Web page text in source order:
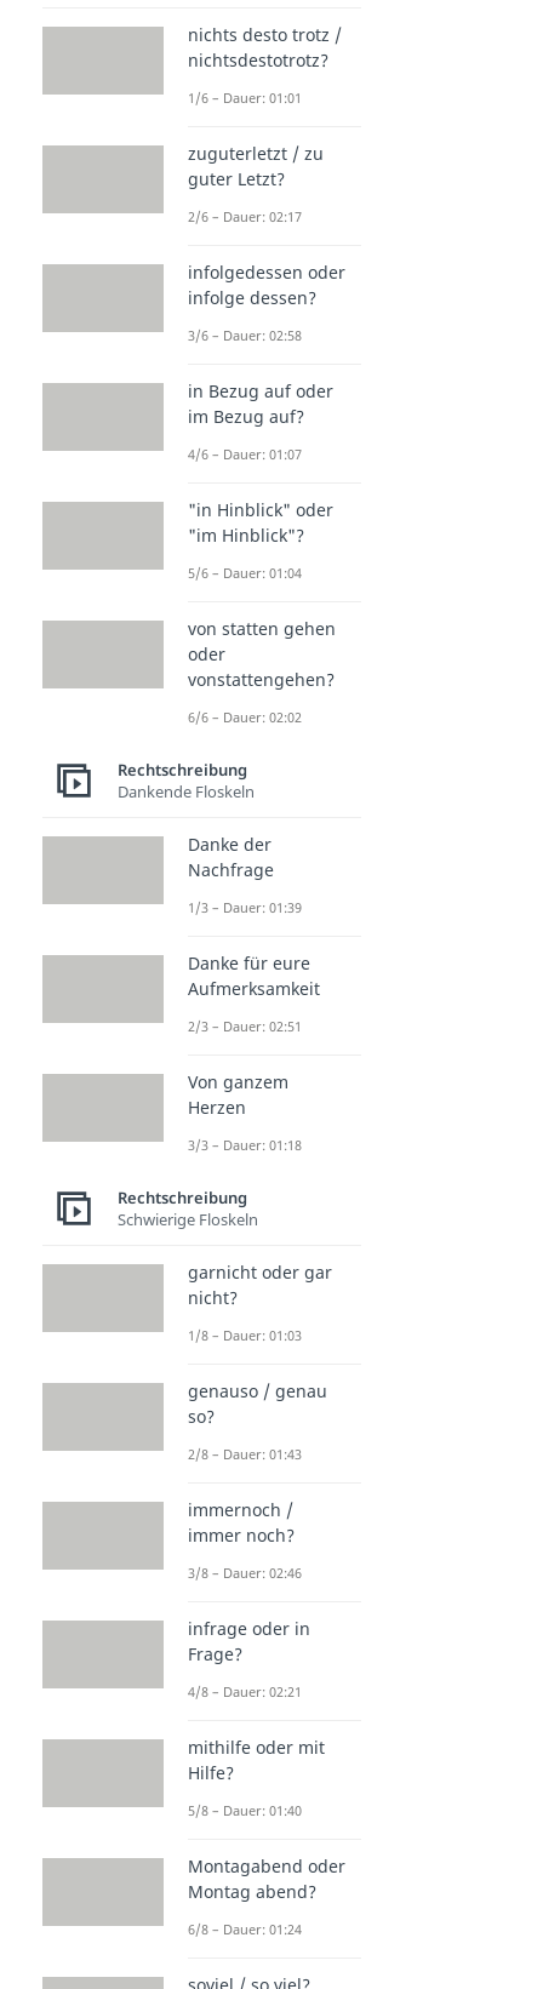
nichts desto trotz /
nichtsdestotrotz?
1/6 – Dauer: 01:01
zuguterletzt / zu
guter Letzt?
2/6 – Dauer: 02:17
infolgedessen oder
infolge dessen?
3/6 – Dauer: 02:58
in Bezug auf oder
im Bezug auf?
4/6 – Dauer: 01:07
"in Hinblick" oder
"im Hinblick"?
5/6 – Dauer: 01:04
von statten gehen
oder
vonstattengehen?
6/6 – Dauer: 02:02
Rechtschreibung
Dankende Floskeln
Danke der
Nachfrage
1/3 – Dauer: 01:39
Danke für eure
Aufmerksamkeit
2/3 – Dauer: 02:51
Von ganzem
Herzen
3/3 – Dauer: 01:18
Rechtschreibung
Schwierige Floskeln
garnicht oder gar
nicht?
1/8 – Dauer: 01:03
genauso / genau
so?
2/8 – Dauer: 01:43
immernoch /
immer noch?
3/8 – Dauer: 02:46
infrage oder in
Frage?
4/8 – Dauer: 02:21
mithilfe oder mit
Hilfe?
5/8 – Dauer: 01:40
Montagabend oder
Montag abend?
6/8 – Dauer: 01:24